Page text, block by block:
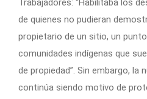
Trabajadores: “Habilitaba los
de quienes no pudieran
propietario de un sitio, un
comunidades indígenas que
de propiedad”. Sin embargo, la
continúa siendo motivo de